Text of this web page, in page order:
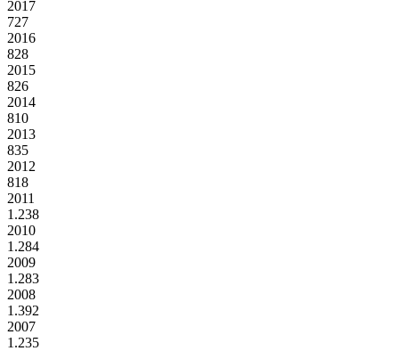
2017
727
2016
828
2015
826
2014
810
2013
835
2012
818
2011
1.238
2010
1.284
2009
1.283
2008
1.392
2007
1.235